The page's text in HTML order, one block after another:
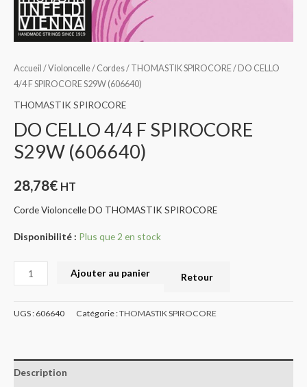
Accueil /Violoncelle/ Cordes/ THOMASTIK SPIROCORE/ DO CELLO
4/4 F SPIROCORE S29W (606640)
THOMASTIK SPIROCORE
DO CELLO 4/4 F SPIROCORE
S29W (606640)
28,78€ HT
Corde Violoncelle DO THOMASTIK SPIROCORE
Disponibilité : Plus que 2 en stock
Ajouter au panier Retour
UGS : 606640 Catégorie :THOMASTIK SPIROCORE
Description